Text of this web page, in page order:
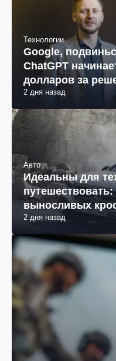
Технологии
Google,
ChatGPT
долларов за
2 дня назад
Авто
Идеальны для
выносливых
2 дня назад